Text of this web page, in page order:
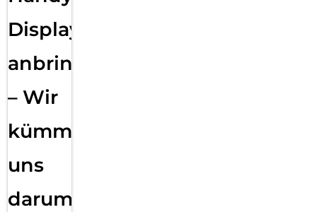
Displayfolie
anbringen
– Wir
kümmern
uns
darum!